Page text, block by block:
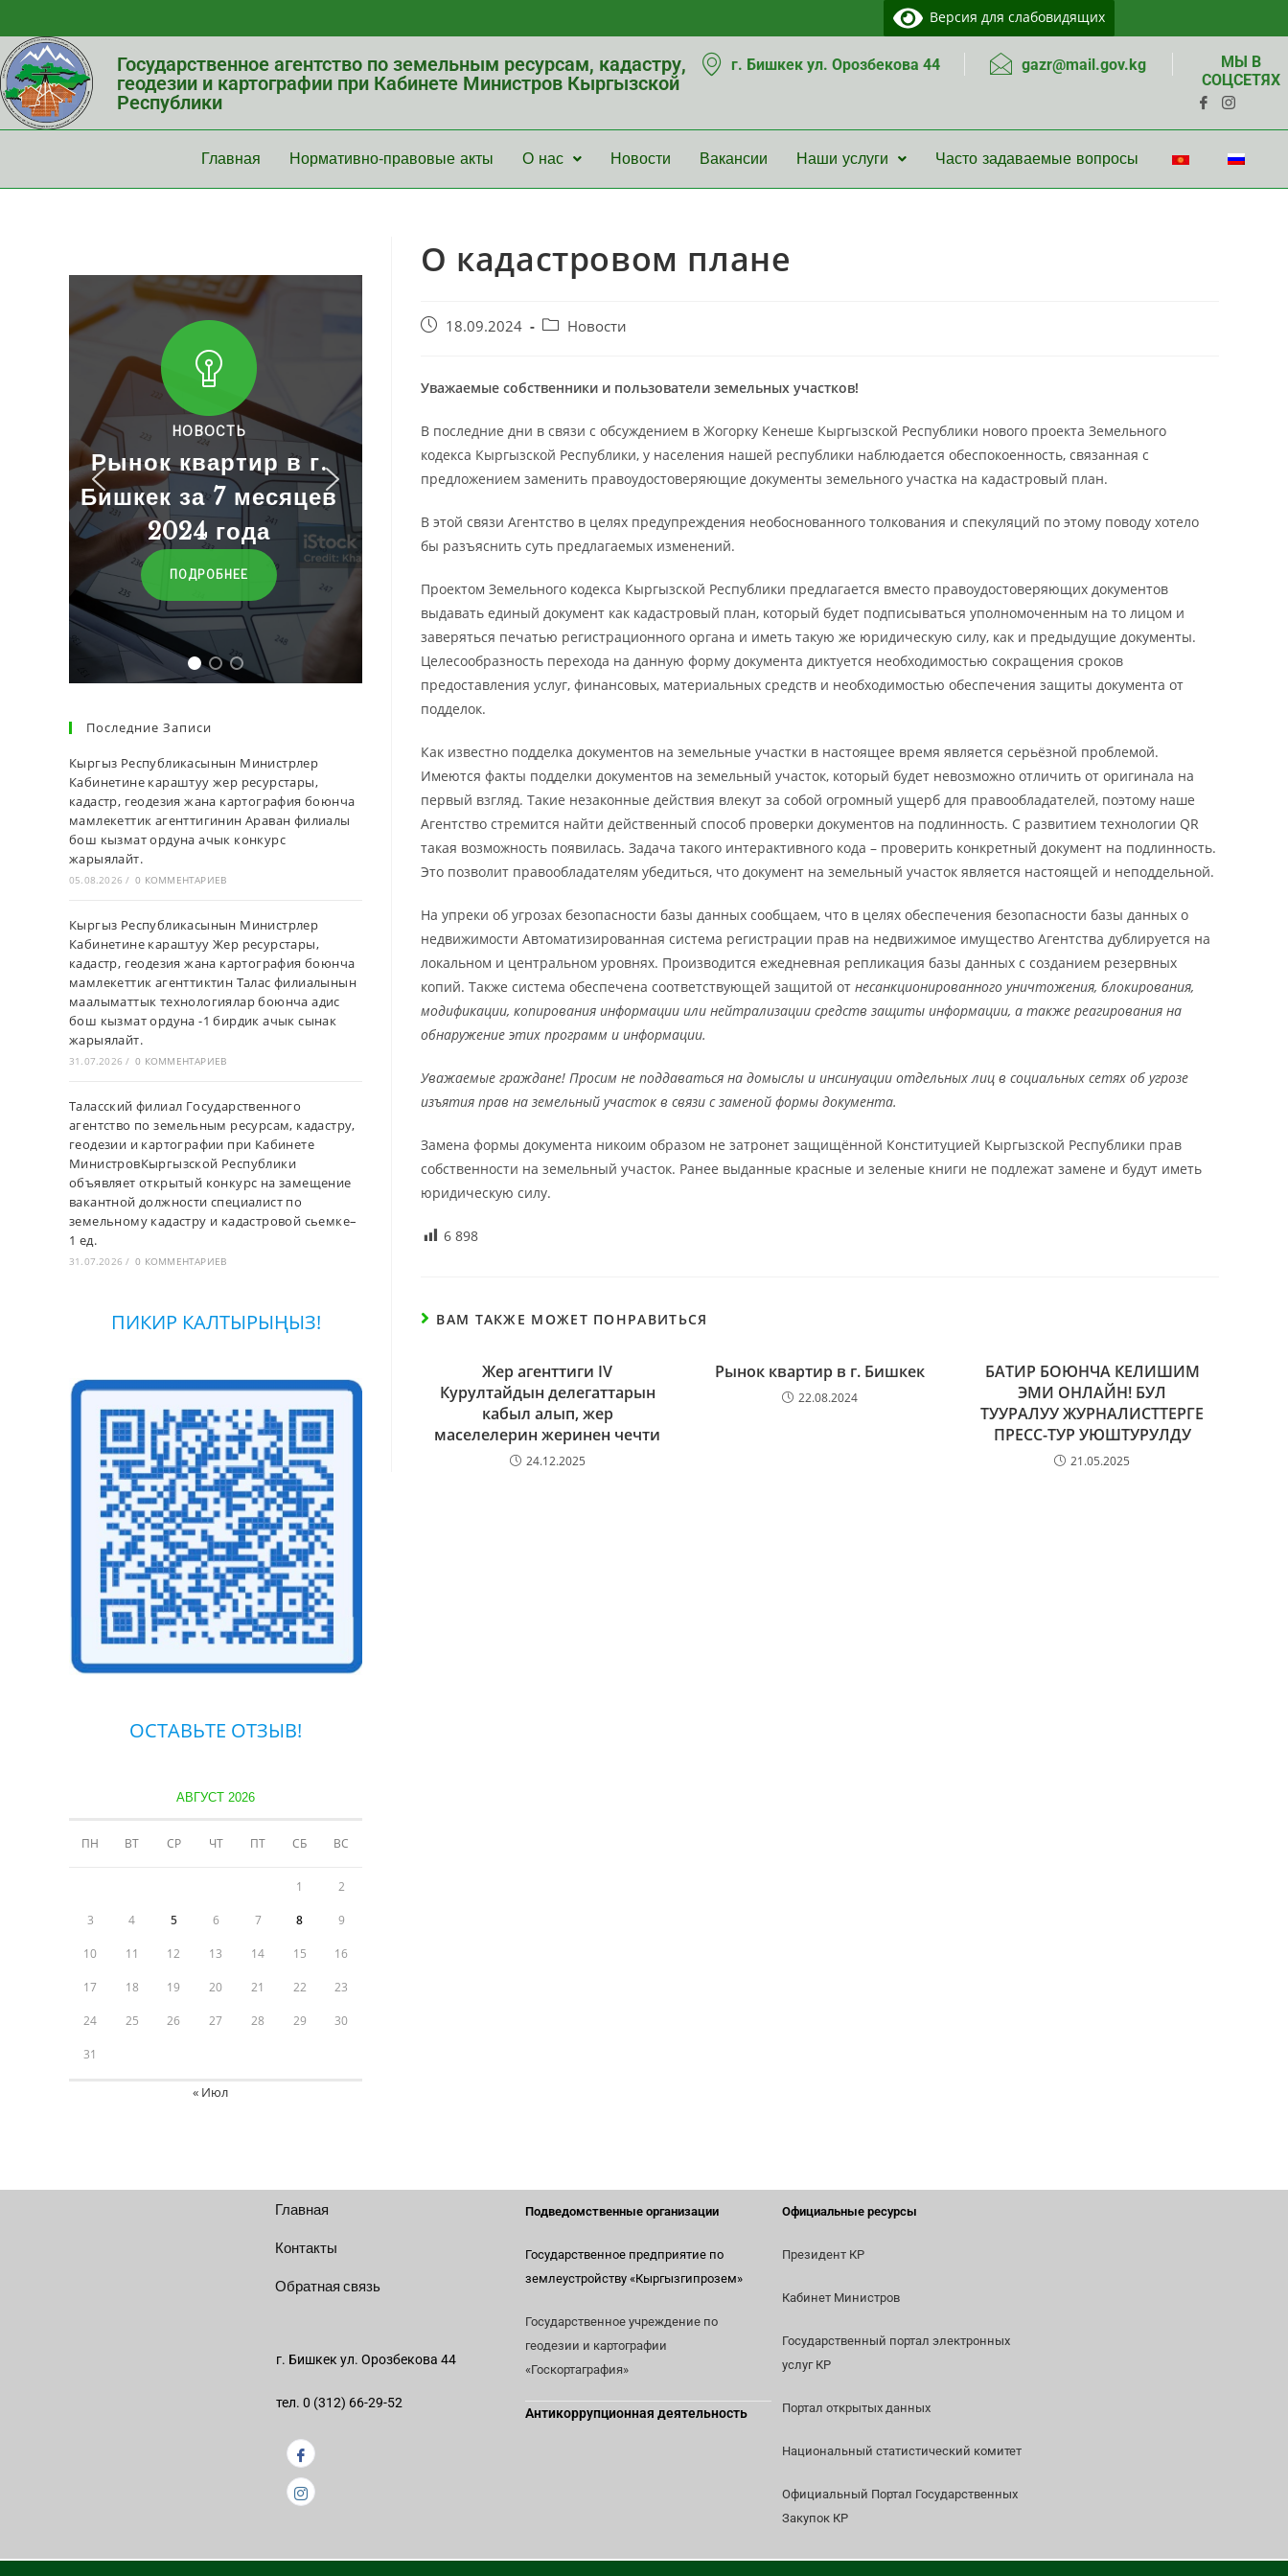
Версия для слабовидящих
Государственное агентство по земельным ресурсам, кадастру,
геодезии и картографии при Кабинете Министров Кыргызской
Республики
г. Бишкек ул. Орозбекова 44 gazr@mail.gov.kg
МЫ В
СОЦСЕТЯХ
Главная Нормативно-правовые акты О нас Новости Вакансии Наши услуги Часто задаваемые вопросы
О кадастровом плане
18.09.2024 Новости
Уважаемые собственники и пользователи земельных участков!
В последние дни в связи с обсуждением в Жогорку Кенеше Кыргызской Республики нового проекта Земельного
кодекса Кыргызской Республики, у населения нашей республики наблюдается обеспокоенность, связанная с
предложением заменить правоудостоверяющие документы земельного участка на кадастровый план.
В этой связи Агентство в целях предупреждения необоснованного толкования и спекуляций по этому поводу хотело
бы разъяснить суть предлагаемых изменений.
Проектом Земельного кодекса Кыргызской Республики предлагается вместо правоудостоверяющих документов
выдавать единый документ как кадастровый план, который будет подписываться уполномоченным на то лицом и
заверяться печатью регистрационного органа и иметь такую же юридическую силу, как и предыдущие документы.
Целесообразность перехода на данную форму документа диктуется необходимостью сокращения сроков
предоставления услуг, финансовых, материальных средств и необходимостью обеспечения защиты документа от
подделок.
Как известно подделка документов на земельные участки в настоящее время является серьёзной проблемой.
Имеются факты подделки документов на земельный участок, который будет невозможно отличить от оригинала на
первый взгляд. Такие незаконные действия влекут за собой огромный ущерб для правообладателей, поэтому наше
Агентство стремится найти действенный способ проверки документов на подлинность. С развитием технологии QR
такая возможность появилась. Задача такого интерактивного кода – проверить конкретный документ на подлинность.
Это позволит правообладателям убедиться, что документ на земельный участок является настоящей и неподдельной.
На упреки об угрозах безопасности базы данных сообщаем, что в целях обеспечения безопасности базы данных о
недвижимости Автоматизированная система регистрации прав на недвижимое имущество Агентства дублируется на
локальном и центральном уровнях. Производится ежедневная репликация базы данных с созданием резервных
копий. Также система обеспечена соответствующей защитой от несанкционированного уничтожения, блокирования,
модификации, копирования информации или нейтрализации средств защиты информации, а также реагирования на
обнаружение этих программ и информации.
Уважаемые граждане! Просим не поддаваться на домыслы и инсинуации отдельных лиц в социальных сетях об угрозе
изъятия прав на земельный участок в связи с заменой формы документа.
Замена формы документа никоим образом не затронет защищённой Конституцией Кыргызской Республики прав
собственности на земельный участок. Ранее выданные красные и зеленые книги не подлежат замене и будут иметь
юридическую силу.
6 898
ВАМ ТАКЖЕ МОЖЕТ ПОНРАВИТЬСЯ
Жер агенттиги IV
Курултайдын делегаттарын
кабыл алып, жер
маселелерин жеринен чечти
24.12.2025
Рынок квартир в г. Бишкек
22.08.2024
БАТИР БОЮНЧА КЕЛИШИМ
ЭМИ ОНЛАЙН! БУЛ
ТУУРАЛУУ ЖУРНАЛИСТТЕРГЕ
ПРЕСС-ТУР УЮШТУРУЛДУ
21.05.2025
НОВОСТЬ
Рынок квартир в г.
Бишкек за 7 месяцев
2024 года
ПОДРОБНЕЕ
Последние Записи
Кыргыз Республикасынын Министрлер
Кабинетине караштуу жер ресурстары,
кадастр, геодезия жана картография боюнча
мамлекеттик агенттигинин Араван филиалы
бош кызмат ордуна ачык конкурс
жарыялайт.
05.08.2026 / 0 КОММЕНТАРИЕВ
Кыргыз Республикасынын Министрлер
Кабинетине караштуу Жер ресурстары,
кадастр, геодезия жана картография боюнча
мамлекеттик агенттиктин Талас филиалынын
маалыматтык технологиялар боюнча адис
бош кызмат ордуна -1 бирдик ачык сынак
жарыялайт.
31.07.2026 / 0 КОММЕНТАРИЕВ
Таласский филиал Государственного
агентство по земельным ресурсам, кадастру,
геодезии и картографии при Кабинете
МинистровКыргызской Республики
объявляет открытый конкурс на замещение
вакантной должности специалист по
земельному кадастру и кадастровой сьемке–
1 ед.
31.07.2026 / 0 КОММЕНТАРИЕВ
ПИКИР КАЛТЫРЫҢЫЗ!
ОСТАВЬТЕ ОТЗЫВ!
АВГУСТ 2026
ПН ВТ СР ЧТ ПТ СБ ВС
1 2
3 4 5 6 7 8 9
10 11 12 13 14 15 16
17 18 19 20 21 22 23
24 25 26 27 28 29 30
31
« Июл
Главная
Контакты
Обратная связь
г. Бишкек ул. Орозбекова 44
тел. 0 (312) 66-29-52
Подведомственные организации
Государственное предприятие по
землеустройству «Кыргызгипрозем»
Государственное учреждение по
геодезии и картографии
«Госкортаграфия»
Антикоррупционная деятельность
Официальные ресурсы
Президент КР
Кабинет Министров
Государственный портал электронных
услуг КР
Портал открытых данных
Национальный статистический комитет
Официальный Портал Государственных
Закупок КР